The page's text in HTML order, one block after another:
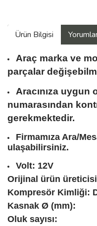
Ürün Bilgisi
Araç marka ve
parçalar
Aracınıza uygun
numarasından
gerekmektedir.
Firmamıza Ara/
ulaşabilirsiniz.
Volt: 12V
Orijinal ürün
Kompresör Kimliği:
Kasnak Ø (mm):
Oluk sayısı: